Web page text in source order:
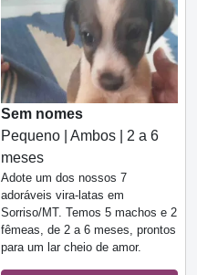
Sem nomes
Pequeno | Ambos | 2 a 6
meses
Adote um dos nossos 7
adoráveis vira-latas em
Sorriso/MT. Temos 5 machos e 2
fêmeas, de 2 a 6 meses, prontos
para um lar cheio de amor.